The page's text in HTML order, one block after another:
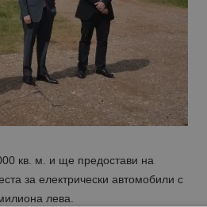
кв. м. и ще предостави на
за електрически автомобили с
лева.